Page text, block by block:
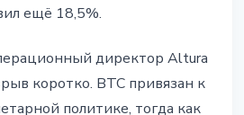
ещё 18,5%.
директор Altura
коротко. BTC привязан к
политике, тогда как